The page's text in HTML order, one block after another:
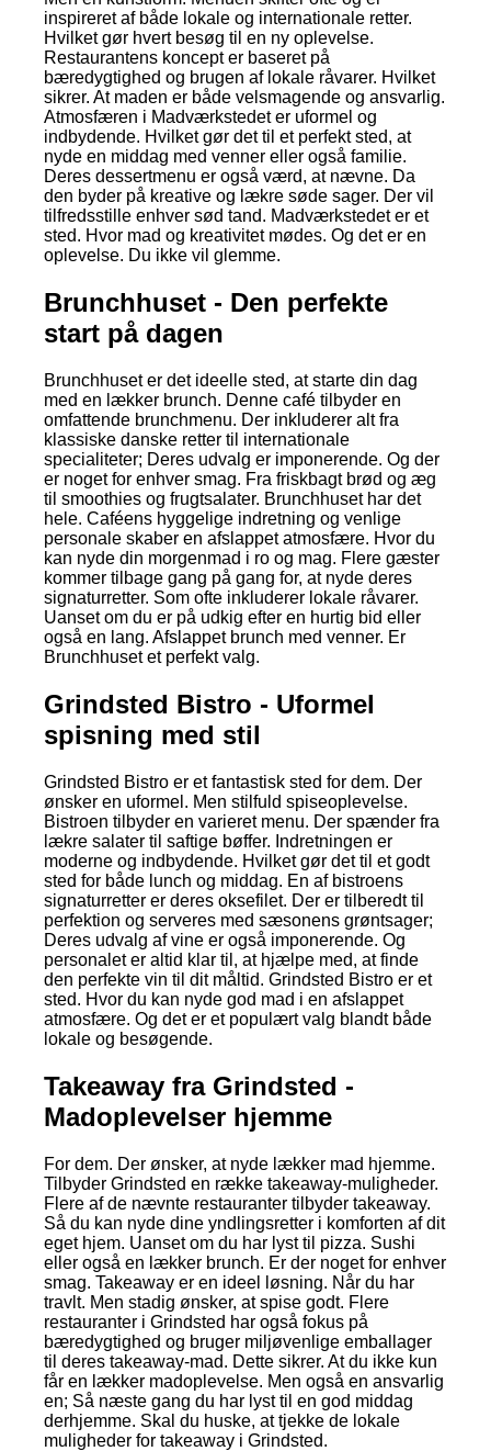
inspireret af både lokale og internationale retter.
Hvilket gør hvert besøg til en ny oplevelse.
Restaurantens koncept er baseret på
bæredygtighed og brugen af lokale råvarer. Hvilket
sikrer. At maden er både velsmagende og ansvarlig.
Atmosfæren i Madværkstedet er uformel og
indbydende. Hvilket gør det til et perfekt sted, at
nyde en middag med venner eller også familie.
Deres dessertmenu er også værd, at nævne. Da
den byder på kreative og lækre søde sager. Der vil
tilfredsstille enhver sød tand. Madværkstedet er et
sted. Hvor mad og kreativitet mødes. Og det er en
oplevelse. Du ikke vil glemme.
Brunchhuset - Den perfekte
start på dagen
Brunchhuset er det ideelle sted, at starte din dag
med en lækker brunch. Denne café tilbyder en
omfattende brunchmenu. Der inkluderer alt fra
klassiske danske retter til internationale
specialiteter; Deres udvalg er imponerende. Og der
er noget for enhver smag. Fra friskbagt brød og æg
til smoothies og frugtsalater. Brunchhuset har det
hele. Caféens hyggelige indretning og venlige
personale skaber en afslappet atmosfære. Hvor du
kan nyde din morgenmad i ro og mag. Flere gæster
kommer tilbage gang på gang for, at nyde deres
signaturretter. Som ofte inkluderer lokale råvarer.
Uanset om du er på udkig efter en hurtig bid eller
også en lang. Afslappet brunch med venner. Er
Brunchhuset et perfekt valg.
Grindsted Bistro - Uformel
spisning med stil
Grindsted Bistro er et fantastisk sted for dem. Der
ønsker en uformel. Men stilfuld spiseoplevelse.
Bistroen tilbyder en varieret menu. Der spænder fra
lækre salater til saftige bøffer. Indretningen er
moderne og indbydende. Hvilket gør det til et godt
sted for både lunch og middag. En af bistroens
signaturretter er deres oksefilet. Der er tilberedt til
perfektion og serveres med sæsonens grøntsager;
Deres udvalg af vine er også imponerende. Og
personalet er altid klar til, at hjælpe med, at finde
den perfekte vin til dit måltid. Grindsted Bistro er et
sted. Hvor du kan nyde god mad i en afslappet
atmosfære. Og det er et populært valg blandt både
lokale og besøgende.
Takeaway fra Grindsted -
Madoplevelser hjemme
For dem. Der ønsker, at nyde lækker mad hjemme.
Tilbyder Grindsted en række takeaway-muligheder.
Flere af de nævnte restauranter tilbyder takeaway.
Så du kan nyde dine yndlingsretter i komforten af dit
eget hjem. Uanset om du har lyst til pizza. Sushi
eller også en lækker brunch. Er der noget for enhver
smag. Takeaway er en ideel løsning. Når du har
travlt. Men stadig ønsker, at spise godt. Flere
restauranter i Grindsted har også fokus på
bæredygtighed og bruger miljøvenlige emballager
til deres takeaway-mad. Dette sikrer. At du ikke kun
får en lækker madoplevelse. Men også en ansvarlig
en; Så næste gang du har lyst til en god middag
derhjemme. Skal du huske, at tjekke de lokale
muligheder for takeaway i Grindsted.